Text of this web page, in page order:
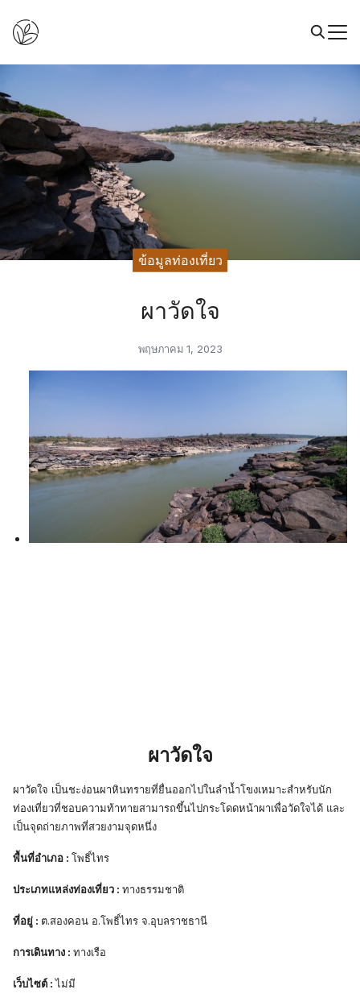
ข้อมูลท่องเที่ยว
ผาวัดใจ
พฤษภาคม 1, 2023
ผาวัดใจ
ผาวัดใจ เป็นชะง่อนผาหินทรายที่ยื่นออกไปในลำน้ำโขงเหมาะสำหรับนัก
ท่องเที่ยวที่ชอบความท้าทายสามารถขึ้นไปกระโดดหน้าผาเพื่อวัดใจได้ และ
เป็นจุดถ่ายภาพที่สวยงามจุดหนึ่ง
พื้นที่อำเภอ : โพธิ์ไทร
ประเภทแหล่งท่องเที่ยว : ทางธรรมชาติ
ที่อยู่ : ต.สองคอน อ.โพธิ์ไทร จ.อุบลราชธานี
การเดินทาง : ทางเรือ
เว็บไซต์ :ไม่มี